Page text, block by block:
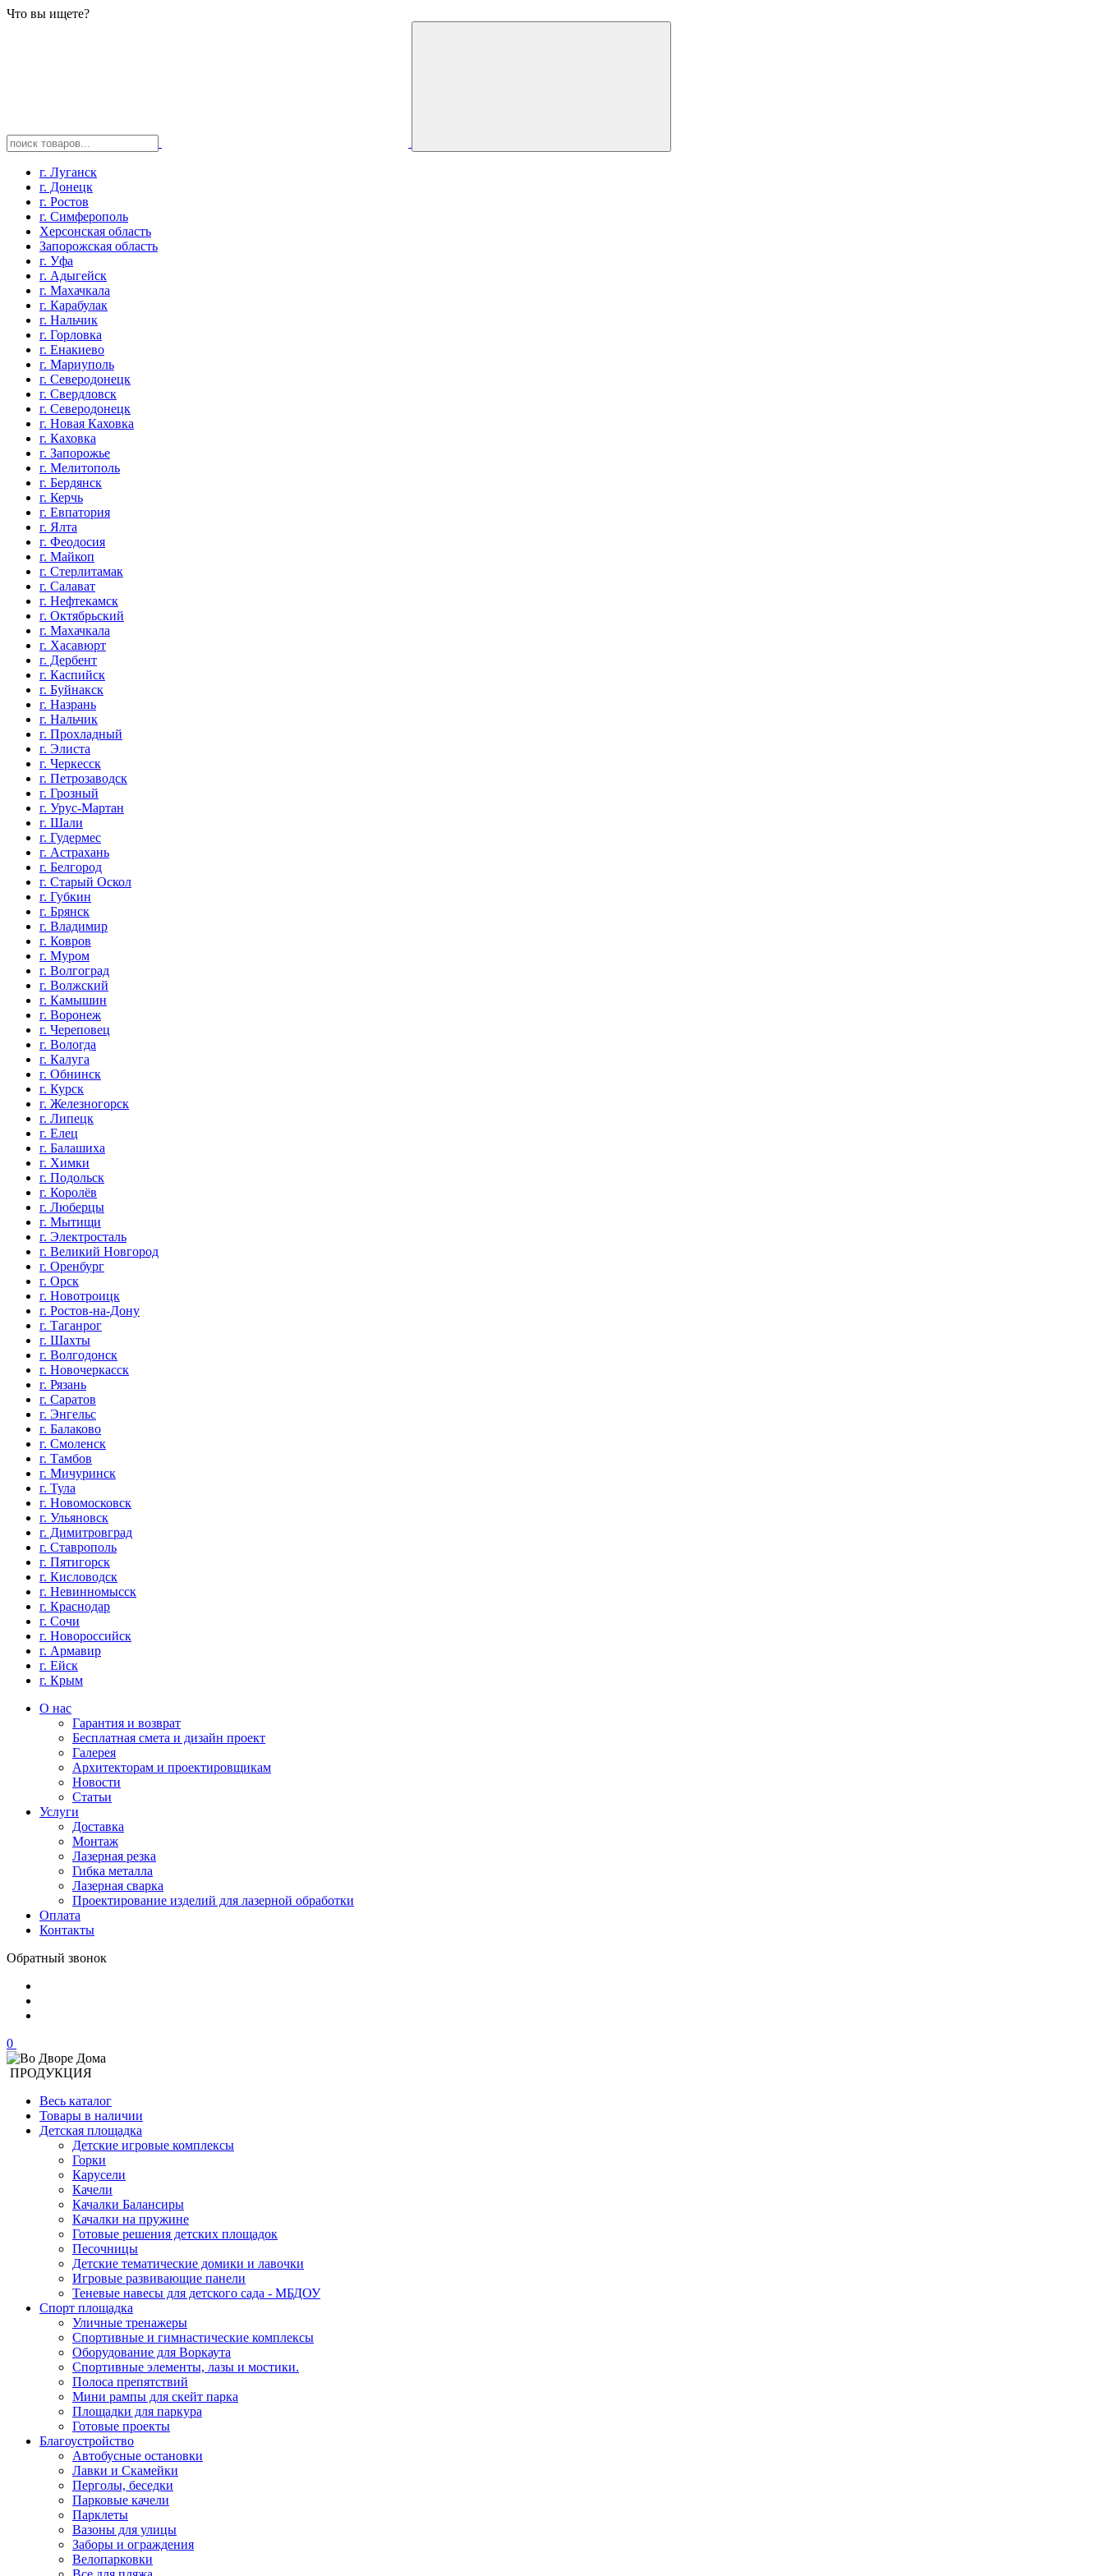
Что вы ищете?
г. Луганск
г. Донецк
г. Ростов
г. Симферополь
Херсонская область
Запорожская область
г. Уфа
г. Адыгейск
г. Махачкала
г. Карабулак
г. Нальчик
г. Горловка
г. Енакиево
г. Мариуполь
г. Северодонецк
г. Свердловск
г. Северодонецк
г. Новая Каховка
г. Каховка
г. Запорожье
г. Мелитополь
г. Бердянск
г. Керчь
г. Евпатория
г. Ялта
г. Феодосия
г. Майкоп
г. Стерлитамак
г. Салават
г. Нефтекамск
г. Октябрьский
г. Махачкала
г. Хасавюрт
г. Дербент
г. Каспийск
г. Буйнакск
г. Назрань
г. Нальчик
г. Прохладный
г. Элиста
г. Черкесск
г. Петрозаводск
г. Грозный
г. Урус-Мартан
г. Шали
г. Гудермес
г. Астрахань
г. Белгород
г. Старый Оскол
г. Губкин
г. Брянск
г. Владимир
г. Ковров
г. Муром
г. Волгоград
г. Волжский
г. Камышин
г. Воронеж
г. Череповец
г. Вологда
г. Калуга
г. Обнинск
г. Курск
г. Железногорск
г. Липецк
г. Елец
г. Балашиха
г. Химки
г. Подольск
г. Королёв
г. Люберцы
г. Мытищи
г. Электросталь
г. Великий Новгород
г. Оренбург
г. Орск
г. Новотроицк
г. Ростов-на-Дону
г. Таганрог
г. Шахты
г. Волгодонск
г. Новочеркасск
г. Рязань
г. Саратов
г. Энгельс
г. Балаково
г. Смоленск
г. Тамбов
г. Мичуринск
г. Тула
г. Новомосковск
г. Ульяновск
г. Димитровград
г. Ставрополь
г. Пятигорск
г. Кисловодск
г. Невинномысск
г. Краснодар
г. Сочи
г. Новороссийск
г. Армавир
г. Ейск
г. Крым
О нас
Гарантия и возврат
Бесплатная смета и дизайн проект
Галерея
Архитекторам и проектировщикам
Новости
Статьи
Услуги
Доставка
Монтаж
Лазерная резка
Гибка металла
Лазерная сварка
Проектирование изделий для лазерной обработки
Оплата
Контакты
Обратный звонок
0
ПРОДУКЦИЯ
Весь каталог
Товары в наличии
Детская площадка
Детские игровые комплексы
Горки
Карусели
Качели
Качалки Балансиры
Качалки на пружине
Готовые решения детских площадок
Песочницы
Детские тематические домики и лавочки
Игровые развивающие панели
Теневые навесы для детского сада - МБДОУ
Спорт площадка
Уличные тренажеры
Спортивные и гимнастические комплексы
Оборудование для Воркаута
Спортивные элементы, лазы и мостики.
Полоса препятствий
Мини рампы для скейт парка
Площадки для паркура
Готовые проекты
Благоустройство
Автобусные остановки
Лавки и Скамейки
Перголы, беседки
Парковые качели
Парклеты
Вазоны для улицы
Заборы и ограждения
Велопарковки